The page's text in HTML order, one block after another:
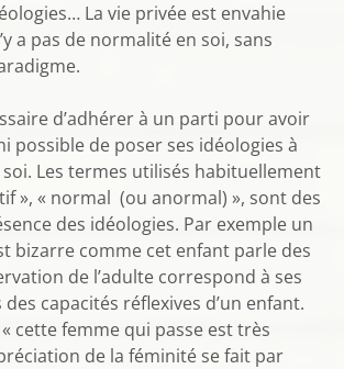
La vie privée est envahie
a pas de normalité en soi, sans
d’adhérer à un parti pour avoir
possible de poser ses idéologies à
soi. Les termes utilisés habituellement
», « normal (ou anormal) », sont des
des idéologies. Par exemple un
bizarre comme cet enfant parle des
de l’adulte correspond à ses
capacités réflexives d’un enfant.
cette femme qui passe est très
de la féminité se fait par